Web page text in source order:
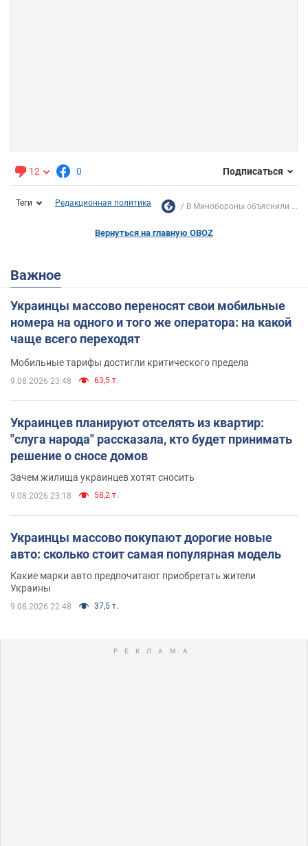
12 0 Подписаться
Теги Редакционная политика В Минобороны объяснили ...
Вернуться на главную OBOZ
Важное
Украинцы массово переносят свои мобильные
номера на одного и того же оператора: на какой
чаще всего переходят
Мобильные тарифы достигли критического предела
9.08.2026 23:48 63,5 т.
Украинцев планируют отселять из квартир:
"слуга народа" рассказала, кто будет принимать
решение о сносе домов
Зачем жилища украинцев хотят сносить
9.08.2026 23:18 58,2 т.
Украинцы массово покупают дорогие новые
авто: сколько стоит самая популярная модель
Какие марки авто предпочитают приобретать жители
Украины
9.08.2026 22:48 37,5 т.